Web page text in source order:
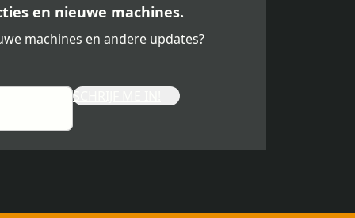
en nieuwe machines.
machines en andere updates?
SCHRIJF ME IN!